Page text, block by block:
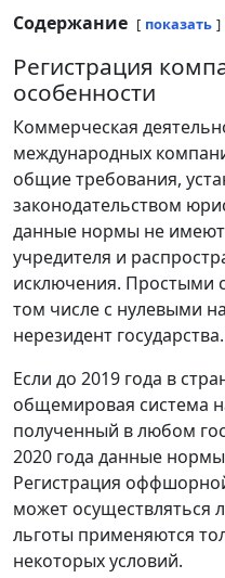
Содержание показать
Регистрация
особенности
Коммерческая
международных
общие требования,
законодательством
данные нормы не имеют
учредителя и
исключения. Простыми
том числе с нулевыми
нерезидент государства.
Если до 2019 года в
общемировая система
полученный в любом
2020 года данные
Регистрация
может
льготы применяются
некоторых условий.